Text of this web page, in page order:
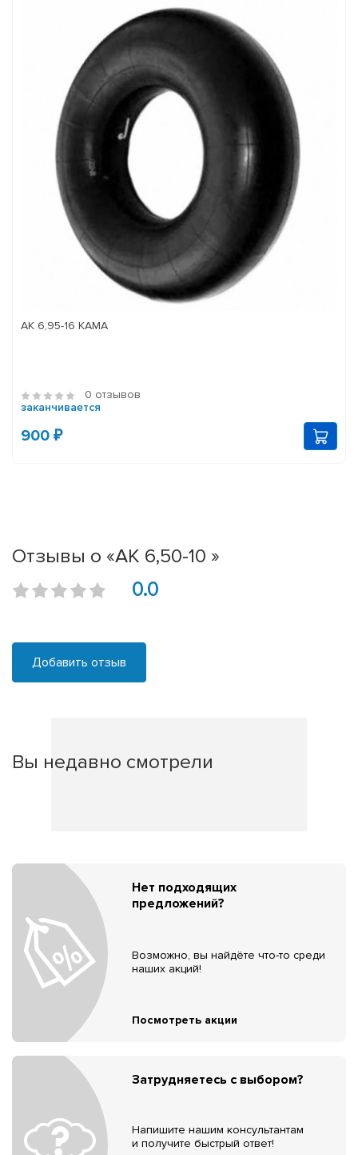
АК 6,95-16 КАМА
0 отзывов
заканчивается
900 ₽
Отзывы о «АК 6,50-10 »
0.0
Добавить отзыв
Вы недавно смотрели
Нет подходящих
предложений?
Возможно, вы найдёте что-то среди
наших акций!
Посмотреть акции
Затрудняетесь с выбором?
Напишите нашим консультантам
и получите быстрый ответ!